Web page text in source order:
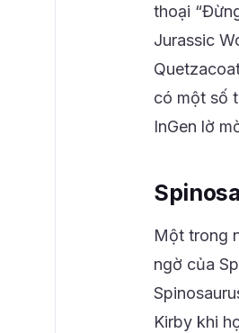
thoại
Jurassic
có một số
InGen lờ
Một trong
ngờ của
Kirby khi